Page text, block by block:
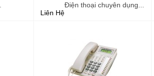
Liên Hệ
Điện thoại chuyên dụng...